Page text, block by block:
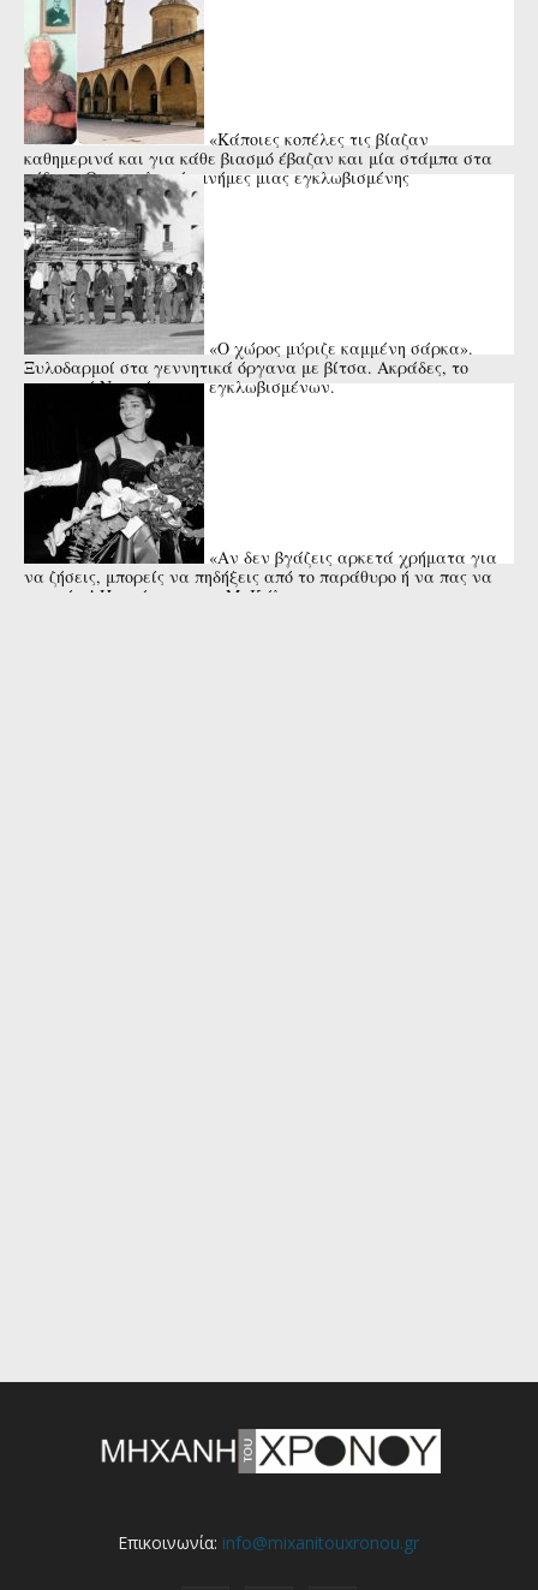
«Κάποιες κοπέλες τις βίαζαν
καθημερινά και για κάθε βιασμό έβαζαν και μία στάμπα στα
πόδια». Οι εφιαλτικές μνήμες μιας εγκλωβισμένης
Μορφίτισσας
«Ο χώρος μύριζε καμμένη σάρκα».
Ξυλοδαρμοί στα γεννητικά όργανα με βίτσα. Ακράδες, το
κυπριακό Νταχάου των εγκλωβισμένων.
«Αν δεν βγάζεις αρκετά χρήματα για
να ζήσεις, μπορείς να πηδήξεις από το παράθυρο ή να πας να
πνιγείς»! Η απάντηση της Μ. Κάλας στη ...
Επικοινωνία: info@mixanitouxronou.gr